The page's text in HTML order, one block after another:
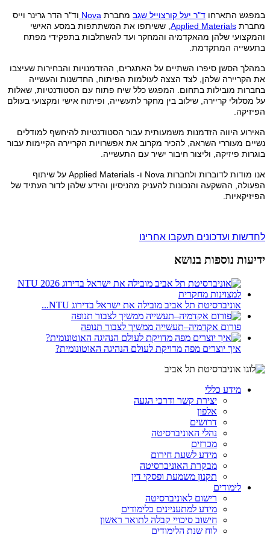
במפגש התארחו ד"ר יעל קורצוייל שגב מחברת Nova וד"ר הדר גרינר וייס
מחברת Applied Materials , ששיתפו את המשתתפות במסע האישי
והמקצועי שלהן מהאקדמיה והמחקר ועד להשתלבות בתפקידי מפתח
בתעשייה המתקדמת.
במהלך הסשן סיפרו השתיים על האתגרים, ההזדמנויות והבחירות שעיצבו
את הקריירה שלהן, לצד הצצה לעולמות הפיתוח, החדשנות והעשייה
בחברות מובילות בתחום. המפגש כלל שיח פתוח עם הסטודנטיות, שאלות
על מסלולי קריירה, שילוב בין מחקר לתעשייה, ופיתוח אישי ומקצועי בעולם
הפיזיקה.
האירוע היווה הזדמנות משמעותית עבור הסטודנטיות להיחשף למודלים
נשיים מעוררי השראה, להכיר מקרוב את אפשרויות הקריירה הקיימות עבור
בוגרות פיזיקה, וליצור חיבור ישיר עם התעשייה.
אנו מודות לדוברות ולחברות Nova ו- Applied Materials על שיתוף
הפעולה, ההשקעה והנכונות להעניק מהניסיון והידע שלהן לדור העתיד של
הפיזיקאיות.
לחדשות ועדכונים תעקבו אחרינו
ידיעות נוספות בנושא
אוניברסיטת תל אביב מובילה את ישראל בדירוג NTU...
פורום אקדמיה–תעשייה ממשיך לצבור תנופה
איך יוצרים מפה מדויקת לעולם הנהיגה האוטונומית?
מידע כללי
יצירת קשר ודרכי הגעה
אלפון
דרושים
נהלי האוניברסיטה
מכרזים
מידע לשעת חירום
מבקרת האוניברסיטה
תקנון משמעת ופסקי דין
לימודים
רישום לאוניברסיטה
מידע למתעניינים בלימודים
חישוב סיכויי קבלה לתואר ראשון
לוח שנת הלימודים